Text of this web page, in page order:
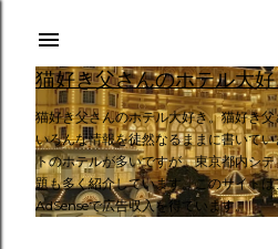
スキップしてメイン
猫好き父さんのホテル大
猫好き父さんのホテル大好き。猫好き
いろんな情報を徒然なるままに書いて
トのホテルが多いですが、東京都内シ
題も多く紹介しています。このサイト
AdSenseで広告収入を得ています。